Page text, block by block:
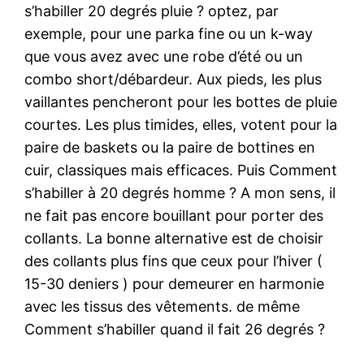
s’habiller 20 degrés pluie ? optez, par
exemple, pour une parka fine ou un k-way
que vous avez avec une robe d’été ou un
combo short/débardeur. Aux pieds, les plus
vaillantes pencheront pour les bottes de pluie
courtes. Les plus timides, elles, votent pour la
paire de baskets ou la paire de bottines en
cuir, classiques mais efficaces. Puis Comment
s’habiller à 20 degrés homme ? A mon sens, il
ne fait pas encore bouillant pour porter des
collants. La bonne alternative est de choisir
des collants plus fins que ceux pour l’hiver (
15-30 deniers ) pour demeurer en harmonie
avec les tissus des vêtements. de même
Comment s’habiller quand il fait 26 degrés ?